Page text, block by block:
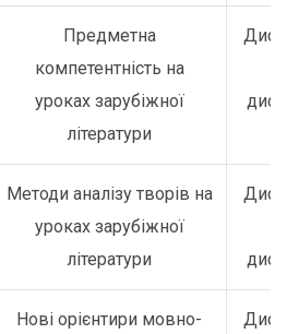
Предметна
компетентність на
уроках зарубіжної
літератури
Методи аналізу творів на
уроках зарубіжної
літератури
Нові орієнтири мовно-